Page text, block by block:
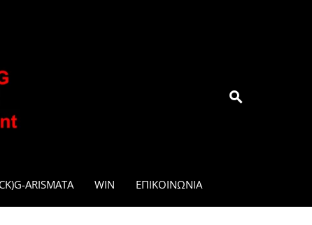
ARISMATA WIN ΕΠΙΚΟΙΝΩΝΊΑ